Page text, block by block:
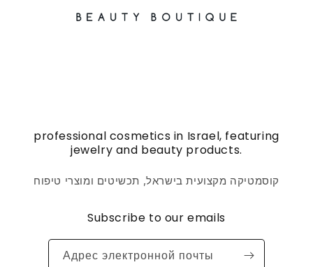
professional cosmetics in Israel, featuring
jewelry and beauty products.
קוסמטיקה מקצועית בישראל, תכשיטים ומוצרי טיפוח
Subscribe to our emails
Адрес электронной почты